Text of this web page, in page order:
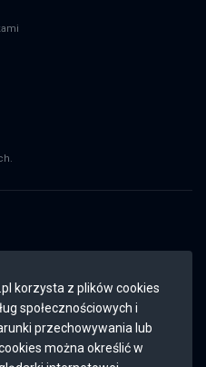
korzysta z plików cookies
społecznościowych i
przechowywania lub
można określić w